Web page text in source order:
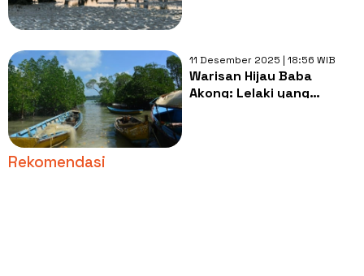
11 Desember 2025 | 18:56 WIB
Warisan Hijau Baba
Akong: Lelaki yang
Rekomendasi